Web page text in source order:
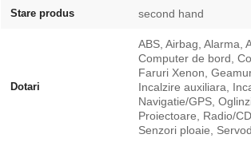
Stare produs second hand
Dotari
ABS, Airbag, Alarma,
Computer de bord,
Faruri Xenon,
Incalzire auxiliara,
Navigatie/GPS,
Proiectoare, Radio/
Senzori ploaie,